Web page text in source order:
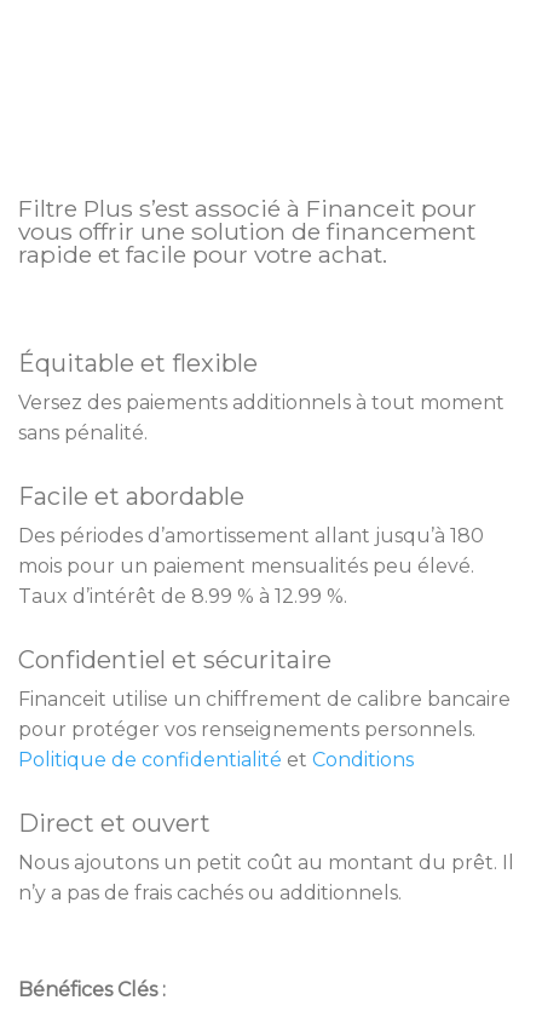
Filtre Plus s’est associé à Financeit pour
vous offrir une solution de financement
rapide et facile pour votre achat.
Équitable et flexible
Versez des paiements additionnels à tout moment
sans pénalité.
Facile et abordable
Des périodes d’amortissement allant jusqu’à 180
mois pour un paiement mensualités peu élevé.
Taux d’intérêt de 8.99 % à 12.99 %.
Confidentiel et sécuritaire
Financeit utilise un chiffrement de calibre bancaire
pour protéger vos renseignements personnels.
Politique de confidentialité et Conditions
Direct et ouvert
Nous ajoutons un petit coût au montant du prêt. Il
n’y a pas de frais cachés ou additionnels.
Bénéfices Clés :